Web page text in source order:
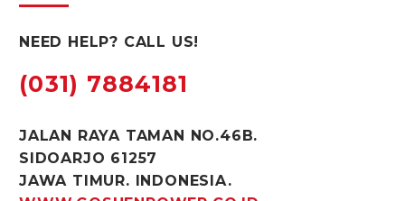
NEED HELP? CALL US!
(031) 7884181
JALAN RAYA TAMAN NO.46B.
SIDOARJO 61257
JAWA TIMUR. INDONESIA.